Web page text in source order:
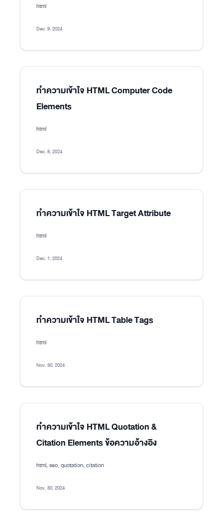
html
Dec. 9, 2024
ทำความเข้าใจ HTML Computer Code
Elements
html
Dec. 8, 2024
ทำความเข้าใจ HTML Target Attribute
html
Dec. 1, 2024
ทำความเข้าใจ HTML Table Tags
html
Nov. 30, 2024
ทำความเข้าใจ HTML Quotation &
Citation Elements ข้อความอ้างอิง
html, seo, quotation, citation
Nov. 30, 2024